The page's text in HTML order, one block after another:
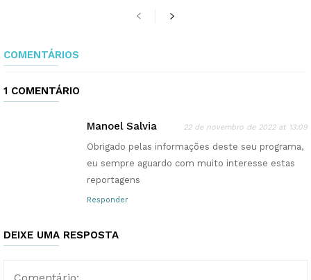
COMENTÁRIOS
1 COMENTÁRIO
Manoel Salvia 22 de novembro de 2022 at 13:09
Obrigado pelas informações deste seu programa,
eu sempre aguardo com muito interesse estas
reportagens
Responder
DEIXE UMA RESPOSTA